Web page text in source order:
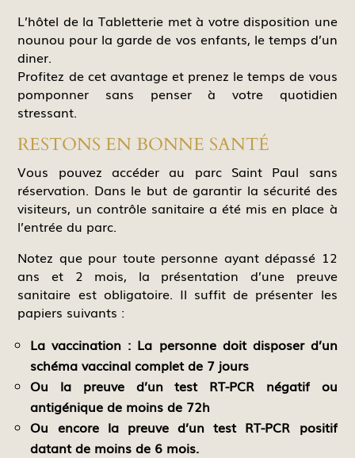
L’hôtel de la Tabletterie met à votre disposition une
nounou pour la garde de vos enfants, le temps d’un
diner.
Profitez de cet avantage et prenez le temps de vous
pomponner sans penser à votre quotidien
stressant.
RESTONS EN BONNE SANTÉ
Vous pouvez accéder au parc Saint Paul sans
réservation. Dans le but de garantir la sécurité des
visiteurs, un contrôle sanitaire a été mis en place à
l’entrée du parc.
Notez que pour toute personne ayant dépassé 12
ans et 2 mois, la présentation d’une preuve
sanitaire est obligatoire. Il suffit de présenter les
papiers suivants :
La vaccination : La personne doit disposer d’un
schéma vaccinal complet de 7 jours
Ou la preuve d’un test RT-PCR négatif ou
antigénique de moins de 72h
Ou encore la preuve d’un test RT-PCR positif
datant de moins de 6 mois.